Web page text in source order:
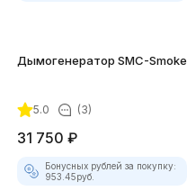
Дымогенератор SMC-Smoke
5.0 (3)
31 750 ₽
Бонусных рублей за покупку:
953.45руб.